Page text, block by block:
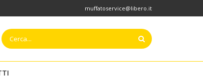
muffatoservice@libero.it